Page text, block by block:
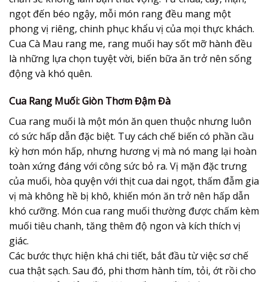
ngọt đến béo ngậy, mỗi món rang đều mang một
phong vị riêng, chinh phục khẩu vị của mọi thực khách.
Cua Cà Mau rang me, rang muối hay sốt mỡ hành đều
là những lựa chọn tuyệt vời, biến bữa ăn trở nên sống
động và khó quên.
Cua Rang Muối: Giòn Thơm Đậm Đà
Cua rang muối là một món ăn quen thuộc nhưng luôn
có sức hấp dẫn đặc biệt. Tuy cách chế biến có phần cầu
kỳ hơn món hấp, nhưng hương vị mà nó mang lại hoàn
toàn xứng đáng với công sức bỏ ra. Vị mặn đặc trưng
của muối, hòa quyện với thịt cua dai ngọt, thấm đẫm gia
vị mà không hề bị khô, khiến món ăn trở nên hấp dẫn
khó cưỡng. Món cua rang muối thường được chấm kèm
muối tiêu chanh, tăng thêm độ ngon và kích thích vị
giác.
Các bước thực hiện khá chi tiết, bắt đầu từ việc sơ chế
cua thật sạch. Sau đó, phi thơm hành tím, tỏi, ớt rồi cho